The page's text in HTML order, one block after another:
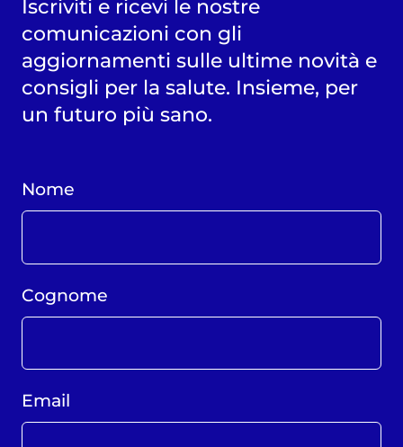
Iscriviti e ricevi le nostre
comunicazioni con gli
aggiornamenti sulle ultime novità e
consigli per la salute. Insieme, per
un futuro più sano.
Nome
Cognome
Email